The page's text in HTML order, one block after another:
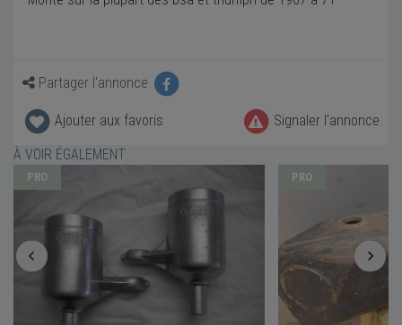
Partager l'annonce
Ajouter aux favoris
Signaler l'annonce
À VOIR ÉGALEMENT
PRO PRO